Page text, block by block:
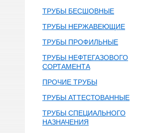
ТРУБЫ БЕСШОВНЫЕ
ТРУБЫ НЕРЖАВЕЮЩИЕ
ТРУБЫ ПРОФИЛЬНЫЕ
ТРУБЫ НЕФТЕГАЗОВОГО
СОРТАМЕНТА
ПРОЧИЕ ТРУБЫ
ТРУБЫ АТТЕСТОВАННЫЕ
ТРУБЫ СПЕЦИАЛЬНОГО
НАЗНАЧЕНИЯ